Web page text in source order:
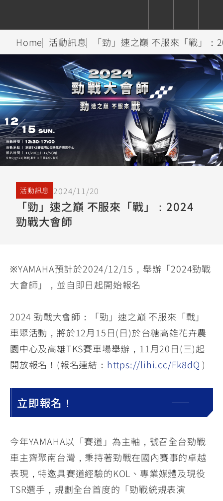
依風格 依排氣量
Super
Sport
Hyper
Naked
Sport
Heritage
YZF-R9
550+
550+
YZF-R3
YZF-R15
MT-
09
550+
550+
MT-
03
MT-
15
XSR
700
155
150
依風格 依排氣量
Premium Sport FashionAdventure Family
TMAX
550+
251~549
NMAX
AUGUR
CYGNUS
150
CYGNUS
X
2.0
150
RS NEO
Limi
125
BW'S
125
AXIS
Z /
Zii
125
JOG
CUXiE
2.5 kw
追蹤愛車
我的愛車 瀏覽紀錄
Home 活動訊息 「勁」速之巔 不服來「戰」：
活動訊息 2024/11/20
「勁」速之巔 不服來「戰」：2024
勁戰大會師
※YAMAHA預計於2024/12/15，舉辦「2024勁戰
大會師」，並自即日起開始報名
2024 勁戰大會師：「勁」速之巔 不服來「戰」
車聚活動，將於12月15日(日)於台糖高雄花卉農
園中心及高雄TKS賽車場舉辦，11月20日(三)起
開放報名！(報名連結： https://lihi.cc/Fk8dQ )
立即報名！
今年YAMAHA以「賽道」為主軸，號召全台勁戰
車主齊聚南台灣，秉持著勁戰在國內賽事的卓越
表現，特邀具賽道經驗的KOL、專業媒體及現役
TSR選手，規劃全台首度的「勁戰統規表演